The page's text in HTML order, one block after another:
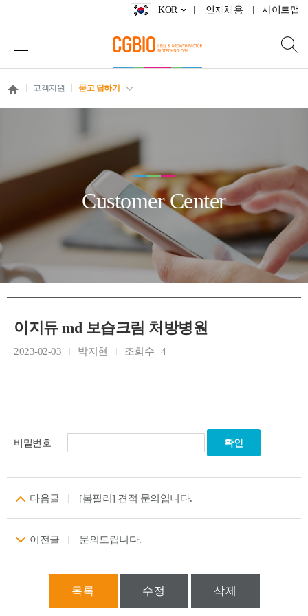
KOR 인재채용 사이트맵
고객지원 묻고 답하기
Customer Center
이지듀 md 보습크림 처방병원
2023-02-03 박지현 조회수 4
비밀번호
다음글 [봄필러] 견적 문의입니다.
이전글 문의드립니다.
목록 수정 삭제